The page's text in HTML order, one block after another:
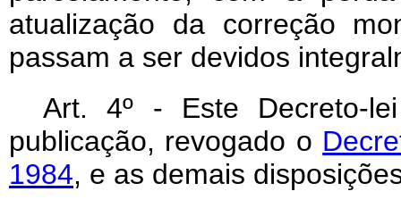
atualização da correção
passam a ser devidos
Art. 4º - Este Decreto-
publicação, revogado o
1984, e as demais